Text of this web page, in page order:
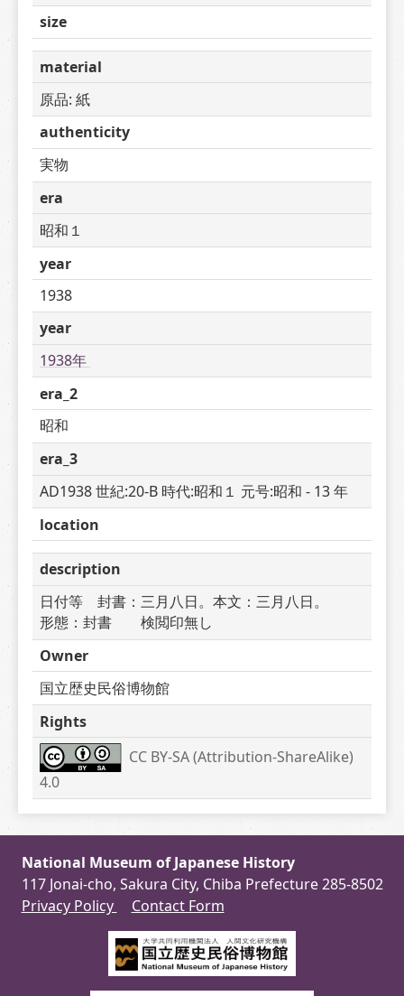
size
material
原品: 紙
authenticity
実物
era
昭和１
year
1938
year
1938年
era_2
昭和
era_3
AD1938 世紀:20-B 時代:昭和１ 元号:昭和 - 13 年
location
description
日付等　封書：三月八日。本文：三月八日。
形態：封書　　検閲印無し
Owner
国立歴史民俗博物館
Rights
CC BY-SA (Attribution-ShareAlike)
4.0
National Museum of Japanese History
117 Jonai-cho, Sakura City, Chiba Prefecture 285-8502
Privacy Policy
Contact Form